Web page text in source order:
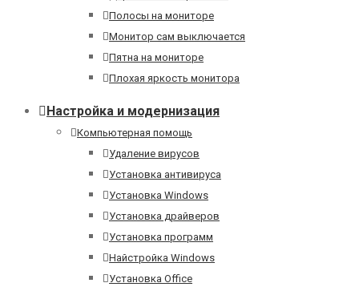
Полосы на мониторе
Монитор сам выключается
Пятна на мониторе
Плохая яркость монитора
Настройка и модернизация
Компьютерная помощь
Удаление вирусов
Установка антивируса
Установка Windows
Установка драйверов
Установка программ
Найстройка Windows
Установка Office